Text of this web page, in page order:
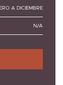
A DICIEMBRE
N/A